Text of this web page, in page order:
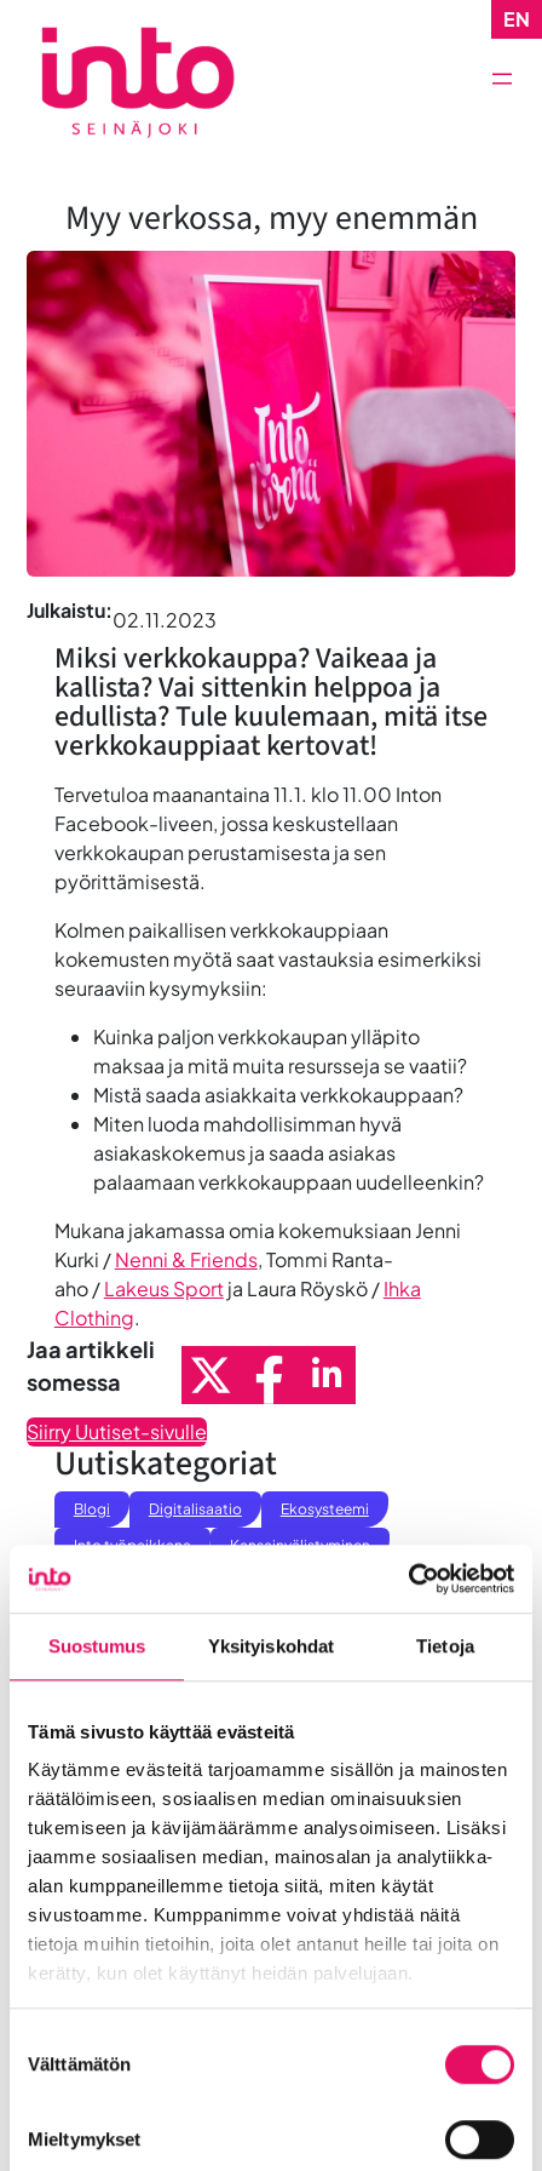
Suostumus Yksityiskohdat Tietoja
Tämä sivusto käyttää evästeitä
Käytämme evästeitä tarjoamamme sisällön ja mainosten
räätälöimiseen, sosiaalisen median ominaisuuksien
tukemiseen ja kävijämäärämme analysoimiseen. Lisäksi
jaamme sosiaalisen median, mainosalan ja analytiikka-
alan kumppaneillemme tietoja siitä, miten käytät
sivustoamme. Kumppanimme voivat yhdistää näitä
tietoja muihin tietoihin, joita olet antanut heille tai joita on
kerätty, kun olet käyttänyt heidän palvelujaan.
valinta
Välttämätön
Mieltymykset
sisältöön
EN
Myy verkossa, myy enemmän
Julkaistu:02.11.2023
Miksi verkkokauppa? Vaikeaa ja
kallista? Vai sittenkin helppoa ja
edullista? Tule kuulemaan, mitä itse
verkkokauppiaat kertovat!
Tervetuloa maanantaina 11.1. klo 11.00 Inton
Facebook-liveen, jossa keskustellaan
verkkokaupan perustamisesta ja sen
pyörittämisestä.
Kolmen paikallisen verkkokauppiaan
kokemusten myötä saat vastauksia esimerkiksi
seuraaviin kysymyksiin:
Kuinka paljon verkkokaupan ylläpito
maksaa ja mitä muita resursseja se vaatii?
Mistä saada asiakkaita verkkokauppaan?
Miten luoda mahdollisimman hyvä
asiakaskokemus ja saada asiakas
palaamaan verkkokauppaan uudelleenkin?
Mukana jakamassa omia kokemuksiaanJenni
Kurki /Nenni & Friends,Tommi Ranta-
aho/Lakeus Sportja Laura Röyskö/Ihka
Clothing.
Jaa artikkeli
somessa
Siirry Uutiset-sivulle
Uutiskategoriat
Blogi Digitalisaatio
Ekosysteemi
Into työpaikkana
Kansainvälistyminen
Liiketoiminnan valmennukset
Sijoittuminen Seinäjoelle
Startup-yrittäjyys
Toimitilat ja tontit
Uutiset
Yrittäjätarinat
Yrityskaupat
Yritysneuvonta
Yritysrahoitus
Yritysuutiset
Uusimmat uutiset
Liiketoiminta lentoon -
valmennuksessa hyödyt ryhmän
tuesta
Uutiset
Maailma löysi Seinäjoen